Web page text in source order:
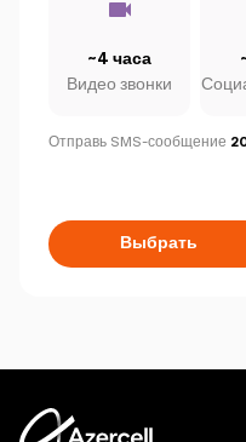
~4 часа
Видео звонки
Отправь SMS-сообщение
Выбрать